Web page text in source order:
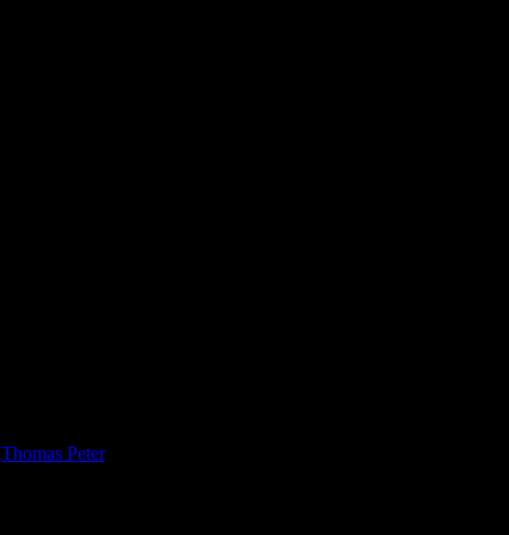
Thomas Peter. Die Aus- und Beleuchtung habe ich montiert.